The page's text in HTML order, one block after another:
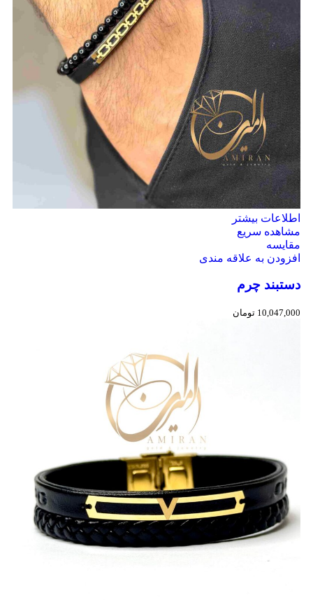
اطلاعات بیشتر
مشاهده سریع
مقایسه
افزودن به علاقه مندی
دستبند چرم
10,047,000 تومان